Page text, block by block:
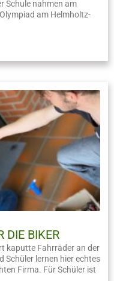
Schule nahmen am
am Helmholtz-
DIE BIKER
kaputte Fahrräder an der
Schüler lernen hier echtes
Firma. Für Schüler ist